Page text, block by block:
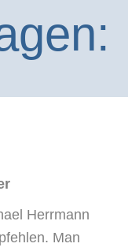
Herrmann
Man